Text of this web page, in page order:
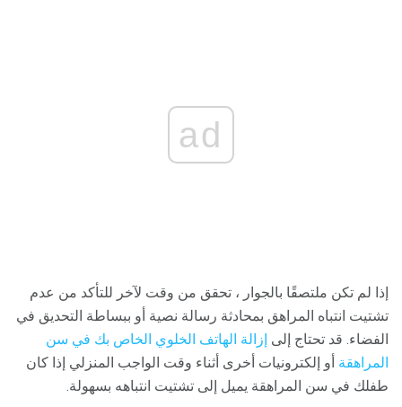
ad
إذا لم تكن ملتصقًا بالجوار ، تحقق من وقت لآخر للتأكد من عدم
تشتيت انتباه المراهق بمحادثة رسالة نصية أو ببساطة التحديق في
الفضاء. قد تحتاج إلى إزالة الهاتف الخلوي الخاص بك في سن
المراهقة أو إلكترونيات أخرى أثناء وقت الواجب المنزلي إذا كان
طفلك في سن المراهقة يميل إلى تشتيت انتباهه بسهولة.